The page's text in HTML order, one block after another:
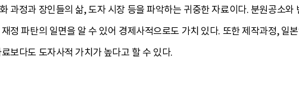
과정과 장인들의 삶, 도자 시장 등을 파악하는 귀중한 자료이다. 분원공소
정 파탄의 일면을 알 수 있어 경제사적으로도 가치 있다. 또한 제작과정, 일
보다도 도자사적 가치가 높다고 할 수 있다.